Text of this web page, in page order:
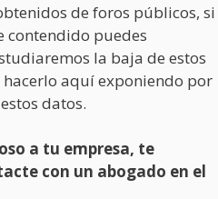
de foros públicos, si
contendido puedes
la baja de estos
hacerlo aquí exponiendo por
datos.
a tu empresa, te
con un abogado en el